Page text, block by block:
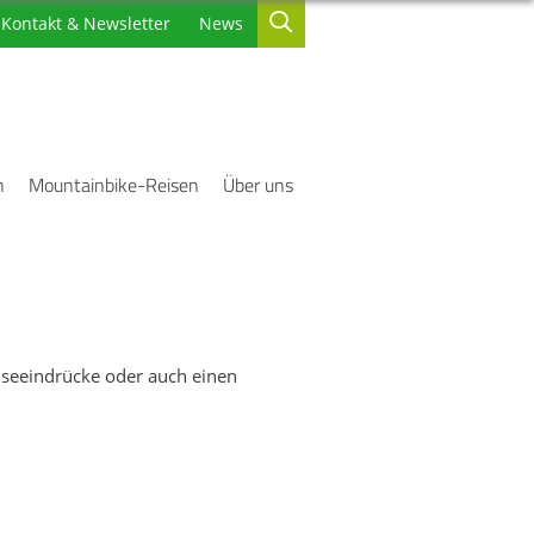
Kontakt & Newsletter News
Mountainbike-Reisen Über uns
oder auch einen